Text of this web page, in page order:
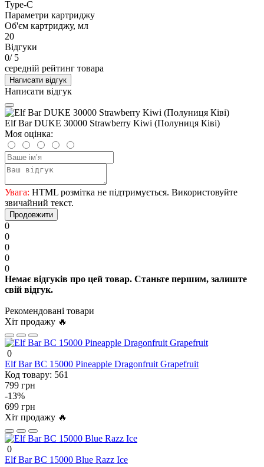
Type-C
Параметри картриджу
Об'єм картриджу, мл
20
Відгуки
0/ 5
середній рейтинг товара
Написати відгук
Написати відгук
Elf Bar DUKE 30000 Strawberry Kiwi (Полуниця Ківі)
Моя оцінка:
Увага: HTML розмітка не підтримується. Використовуйте
звичайний текст.
Продовжити
0
0
0
0
0
Немає відгуків про цей товар. Станьте першим, залиште
свій відгук.
Рекомендовані товари
Хіт продажу 🔥
0
Elf Bar BC 15000 Pineapple Dragonfruit Grapefruit
Код товару: 561
799 грн
-13%
699 грн
Хіт продажу 🔥
0
Elf Bar BC 15000 Blue Razz Ice